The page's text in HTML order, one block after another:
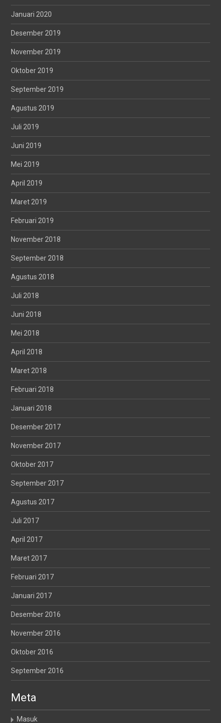
Januari 2020
Desember 2019
November 2019
Oktober 2019
September 2019
Agustus 2019
Juli 2019
Juni 2019
Mei 2019
April 2019
Maret 2019
Februari 2019
November 2018
September 2018
Agustus 2018
Juli 2018
Juni 2018
Mei 2018
April 2018
Maret 2018
Februari 2018
Januari 2018
Desember 2017
November 2017
Oktober 2017
September 2017
Agustus 2017
Juli 2017
April 2017
Maret 2017
Februari 2017
Januari 2017
Desember 2016
November 2016
Oktober 2016
September 2016
Meta
Masuk